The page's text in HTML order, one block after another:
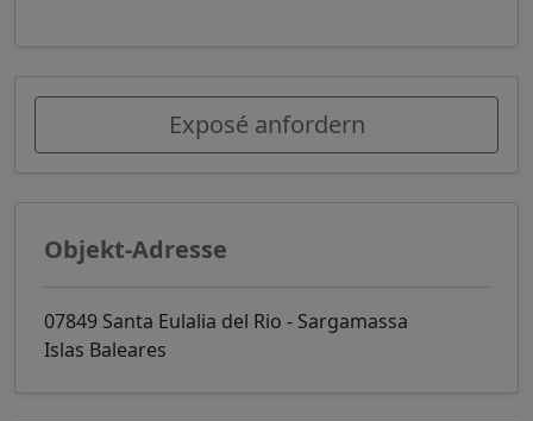
Exposé anfordern
Objekt-Adresse
07849 Santa Eulalia del Rio - Sargamassa
Islas Baleares